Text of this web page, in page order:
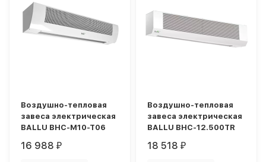
Воздушно-тепловая
завеса электрическая
BALLU BHC-M10-T06
16 988₽
Воздушно-тепловая
завеса электрическая
BALLU BHC-12.500TR
18 518₽